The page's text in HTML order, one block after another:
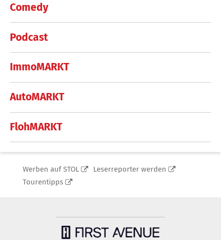
Comedy
Podcast
ImmoMARKT
AutoMARKT
FlohMARKT
Werben auf STOL
Leserreporter werden
Tourentipps